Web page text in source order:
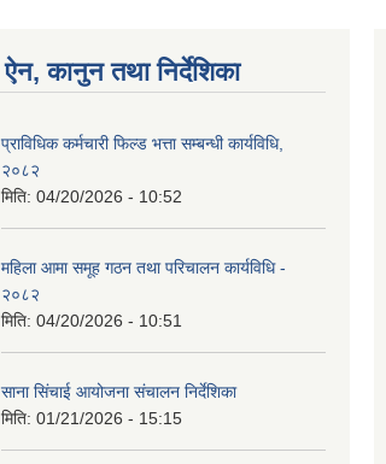
ऐन, कानुन तथा निर्देशिका
प्राविधिक कर्मचारी फिल्ड भत्ता सम्बन्धी कार्यविधि,
२०८२
मिति: 04/20/2026 - 10:52
महिला आमा समूह गठन तथा परिचालन कार्यविधि -
२०८२
मिति: 04/20/2026 - 10:51
साना सिंचाई आयोजना संचालन निर्देशिका
मिति: 01/21/2026 - 15:15